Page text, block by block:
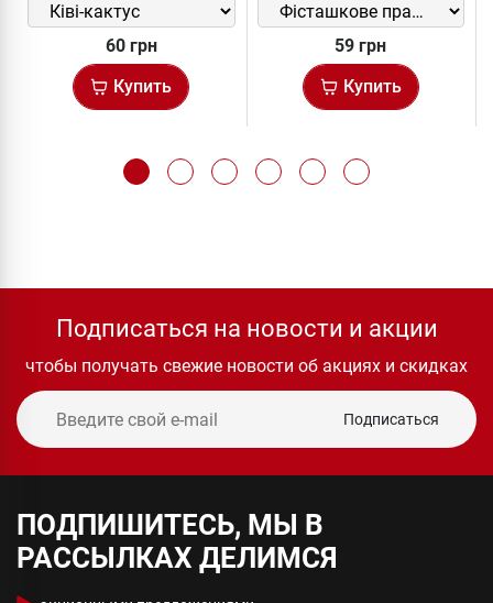
60 грн
Купить
59 грн
Купить
Подписаться на новости и акции
чтобы получать свежие новости об акциях и скидках
Подписаться
ПОДПИШИТЕСЬ, МЫ В
РАССЫЛКАХ ДЕЛИМСЯ